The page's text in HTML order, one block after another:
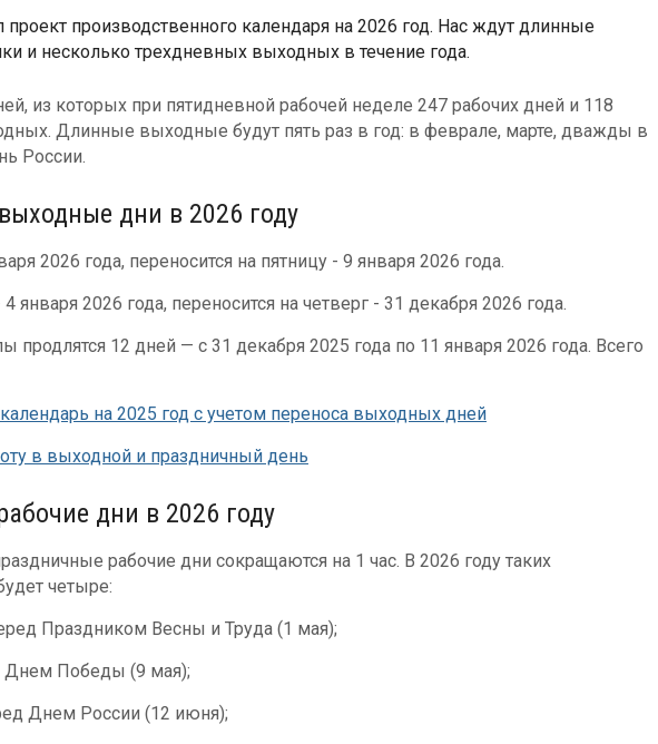
проект производственного календаря на 2026 год. Нас ждут длинные
и несколько трехдневных выходных в течение года.
из которых при пятидневной рабочей неделе 247 рабочих дней и 118
Длинные выходные будут пять раз в год: в феврале, марте, дважды в
России.
дни в 2026 году
2026 года, переносится на пятницу - 9 января 2026 года.
января 2026 года, переносится на четверг - 31 декабря 2026 года.
продлятся 12 дней — с 31 декабря 2025 года по 11 января 2026 года. Всего
на 2025 год с учетом переноса выходных дней
в выходной и праздничный день
дни в 2026 году
рабочие дни сокращаются на 1 час. В 2026 году таких
четыре:
Праздником Весны и Труда (1 мая);
Днем Победы (9 мая);
Днем России (12 июня);